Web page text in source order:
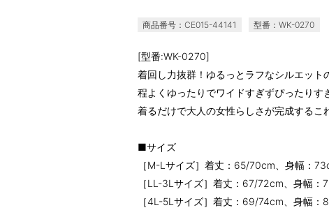
商品番号：CE015-44141 型番：WK-0270
[型番:WK-0270]
着回し力抜群！ゆるっとラフなシルエット
程よくゆったりでワイドすぎずぴったりす
着るだけで大人の女性らしさが完成するこ
■サイズ
［M-Lサイズ］着丈：65/70cm、身幅：
［LL-3Lサイズ］着丈：67/72cm、身幅
［4L-5Lサイズ］着丈：69/74cm、身幅